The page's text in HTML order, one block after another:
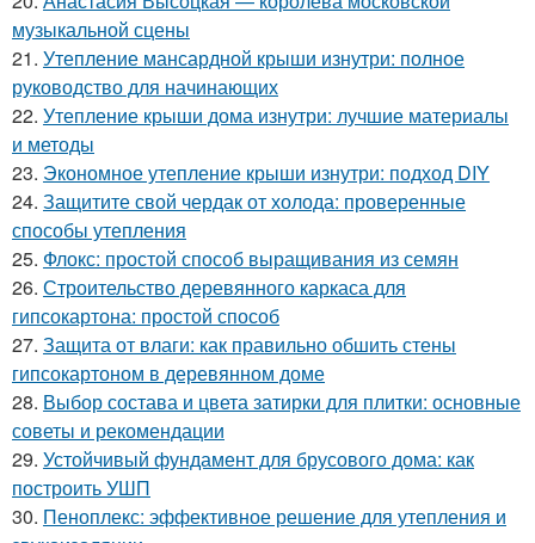
музыкальной сцены
21. Утепление мансардной крыши изнутри: полное
руководство для начинающих
22. Утепление крыши дома изнутри: лучшие материалы
и методы
23. Экономное утепление крыши изнутри: подход DIY
24. Защитите свой чердак от холода: проверенные
способы утепления
25. Флокс: простой способ выращивания из семян
26. Строительство деревянного каркаса для
гипсокартона: простой способ
27. Защита от влаги: как правильно обшить стены
гипсокартоном в деревянном доме
28. Выбор состава и цвета затирки для плитки: основные
советы и рекомендации
29. Устойчивый фундамент для брусового дома: как
построить УШП
30. Пеноплекс: эффективное решение для утепления и